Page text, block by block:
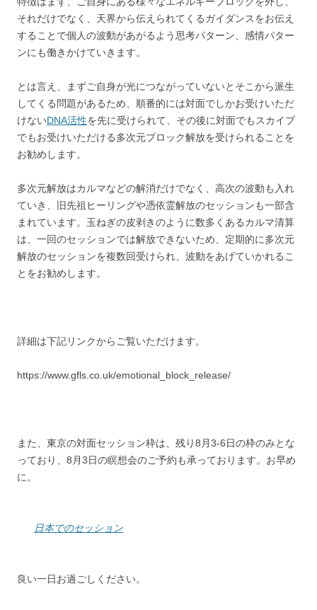
それだけでなく、天界から伝えられてくるガイダンスをお伝え
することで個人の波動があがるよう思考パターン、感情パター
ンにも働きかけていきます。
とは言え、まずご自身が光につながっていないとそこから派生
してくる問題があるため、順番的には対面でしかお受けいただ
けないDNA活性を先に受けられて、その後に対面でもスカイプ
でもお受けいただける多次元ブロック解放を受けられることを
お勧めします。
多次元解放はカルマなどの解消だけでなく、高次の波動も入れ
ていき、旧先祖ヒーリングや憑依霊解放のセッションも一部含
まれています。玉ねぎの皮剥きのように数多くあるカルマ清算
は、一回のセッションでは解放できないため、定期的に多次元
解放のセッションを複数回受けられ、波動をあげていかれるこ
とをお勧めします。
詳細は下記リンクからご覧いただけます。
https://www.gfls.co.uk/emotional_block_release/
また、東京の対面セッション枠は、残り8月3-6日の枠のみとな
っており、8月3日の瞑想会のご予約も承っております。お早め
に。
日本でのセッション
良い一日お過ごしください。